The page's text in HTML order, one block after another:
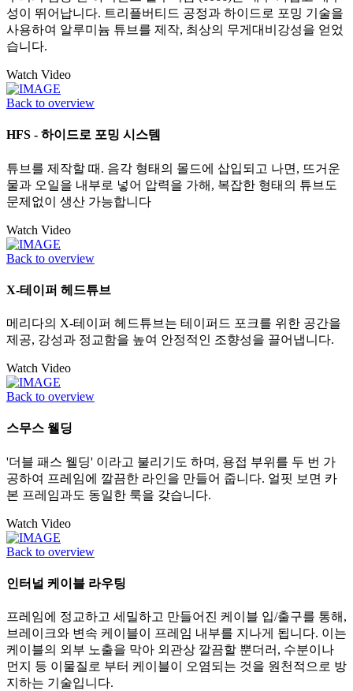
성이 뛰어납니다. 트리플버티드 공정과 하이드로 포밍 기술을
사용하여 알루미늄 튜브를 제작, 최상의 무게대비강성을 얻었
습니다.
Watch Video
Back to overview
HFS - 하이드로 포밍 시스템
튜브를 제작할 때. 음각 형태의 몰드에 삽입되고 나면, 뜨거운
물과 오일을 내부로 넣어 압력을 가해, 복잡한 형태의 튜브도
문제없이 생산 가능합니다
Watch Video
Back to overview
X-테이퍼 헤드튜브
메리다의 X-테이퍼 헤드튜브는 테이퍼드 포크를 위한 공간을
제공, 강성과 정교함을 높여 안정적인 조향성을 끌어냅니다.
Watch Video
Back to overview
스무스 웰딩
'더블 패스 웰딩' 이라고 불리기도 하며, 용접 부위를 두 번 가
공하여 프레임에 깔끔한 라인을 만들어 줍니다. 얼핏 보면 카
본 프레임과도 동일한 룩을 갖습니다.
Watch Video
Back to overview
인터널 케이블 라우팅
프레임에 정교하고 세밀하고 만들어진 케이블 입/출구를 통해,
브레이크와 변속 케이블이 프레임 내부를 지나게 됩니다. 이는
케이블의 외부 노출을 막아 외관상 깔끔할 뿐더러, 수분이나
먼지 등 이물질로 부터 케이블이 오염되는 것을 원천적으로 방
지하는 기술입니다.